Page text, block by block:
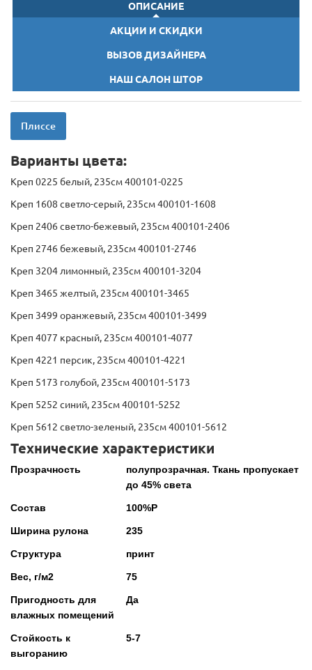
ОПИСАНИЕ
АКЦИИ И СКИДКИ
ВЫЗОВ ДИЗАЙНЕРА
НАШ САЛОН ШТОР
Плиссе
Варианты цвета:
Креп 0225 белый, 235см 400101-0225
Креп 1608 светло-серый, 235см 400101-1608
Креп 2406 светло-бежевый, 235см 400101-2406
Креп 2746 бежевый, 235см 400101-2746
Креп 3204 лимонный, 235см 400101-3204
Креп 3465 желтый, 235см 400101-3465
Креп 3499 оранжевый, 235см 400101-3499
Креп 4077 красный, 235см 400101-4077
Креп 4221 персик, 235см 400101-4221
Креп 5173 голубой, 235см 400101-5173
Креп 5252 синий, 235см 400101-5252
Креп 5612 светло-зеленый, 235см 400101-5612
Технические характеристики
Прозрачность
полупрозрачная. Ткань пропускает
до 45% света
Состав 100%P
Ширина рулона 235
Структура принт
Вес, г/м2 75
Пригодность для
влажных помещений
Да
Стойкость к
выгоранию
5-7